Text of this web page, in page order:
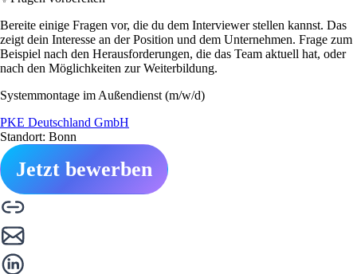
Bereite einige Fragen vor, die du dem Interviewer stellen kannst. Das
zeigt dein Interesse an der Position und dem Unternehmen. Frage zum
Beispiel nach den Herausforderungen, die das Team aktuell hat, oder
nach den Möglichkeiten zur Weiterbildung.
Systemmontage im Außendienst (m/w/d)
PKE Deutschland GmbH
Standort: Bonn
Jetzt bewerben